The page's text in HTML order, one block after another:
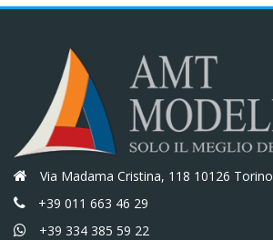
Via Madama Cristina, 118 10126 Torino
+39 011 663 46 29
+39 334 385 59 22